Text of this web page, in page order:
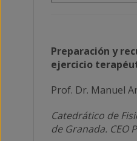
Preparación y
ejercicio
Prof. Dr. Manuel
Catedrático de
de Granada. CEO